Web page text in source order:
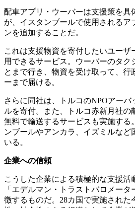
配車アプリ・ウーバーは支援策を具
が、イスタンブールで使用されるア
ンを追加することだ。
これは支援物資を寄付したいユーザ
用できるサービス。ウーバーのタク
とまで行き、物資を受け取って、行
ーまで届ける。
さらに同社は、トルコのNPOアーバ
ルを寄付。また、トルコ赤新月社の
無料で輸送するサービスも実施する
ンブールやアンカラ、イズミルなど
いる。
企業への信頼
こうした企業による積極的な支援活
「エデルマン・トラストバロメータ
徴するものだ。28カ国で実施された